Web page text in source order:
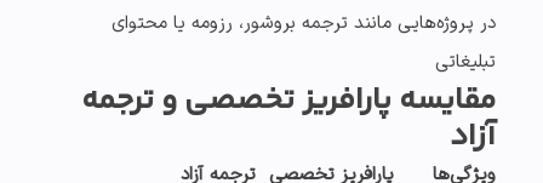
در پروژه‌هایی مانند ترجمه بروشور، رزومه یا محتوای
تبلیغاتی
مقایسه پارافریز تخصصی و ترجمه
آزاد
ویژگی‌ها پارافریز تخصصی ترجمه آزاد